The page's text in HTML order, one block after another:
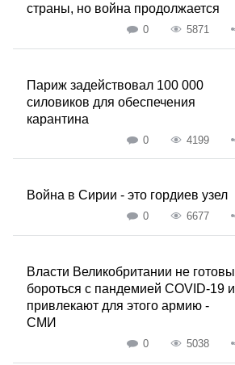
страны, но война продолжается
0 5871
Париж задействовал 100 000
силовиков для обеспечения
карантина
0 4199
Война в Сирии - это гордиев узел
0 6677
Власти Великобритании не готовы
бороться с пандемией COVID-19 и
привлекают для этого армию -
СМИ
0 5038